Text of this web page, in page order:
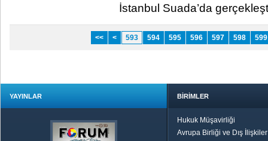
İstanbul Suada’da
<< < 593 594 595 596 597 598 599
YAYINLAR BİRİMLER
Hukuk Müşavirliği
Avrupa Birliği ve Dış